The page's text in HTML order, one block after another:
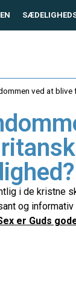
ved at
i de kristne
og
er Guds